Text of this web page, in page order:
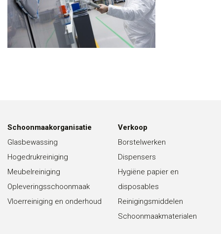
Schoonmaakorganisatie
Glasbewassing
Hogedrukreiniging
Meubelreiniging
Opleveringsschoonmaak
Vloerreiniging en onderhoud
Verkoop
Borstelwerken
Dispensers
Hygiëne papier en
disposables
Reinigingsmiddelen
Schoonmaakmaterialen